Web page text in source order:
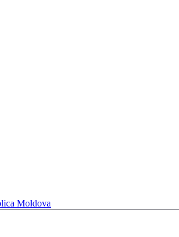
Moldova